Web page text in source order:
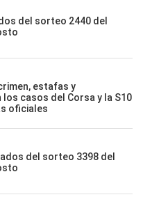
del sorteo 2440 del
estafas y
casos del Corsa y la S10
oficiales
del sorteo 3398 del